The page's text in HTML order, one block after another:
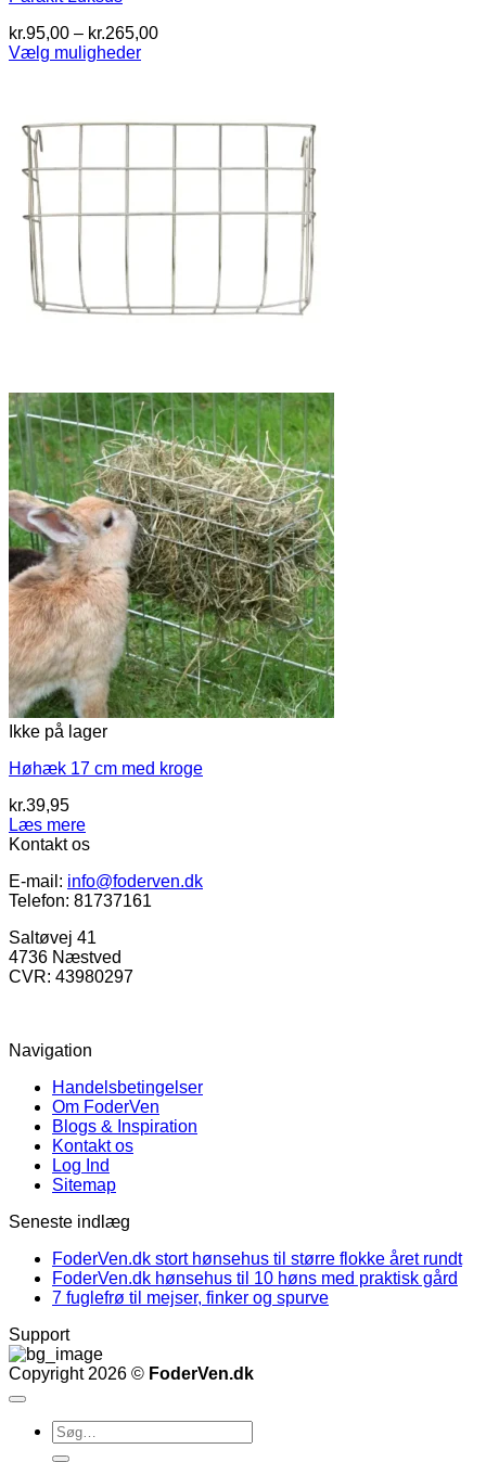
kr.95,00 – kr.265,00Prisinterval:
Vælg muligheder
flere
varianter.
Mulighederne
kan
vælges
varesiden
Ikke på lager
Høhæk 17 cm med kroge
kr.39,95
Læs mere
Kontakt os
E-mail: info@foderven.dk
Telefon: 81737161
Saltøvej 41
4736 Næstved
CVR: 43980297
Navigation
Handelsbetingelser
Om FoderVen
Blogs & Inspiration
Kontakt os
Log Ind
Sitemap
Seneste indlæg
FoderVen.dk stort hønsehus til større flokke året rundt
FoderVen.dk hønsehus til 10 høns med praktisk gård
7 fuglefrø til mejser, finker og spurve
Support
Copyright 2026 © FoderVen.dk
Søg
efter: